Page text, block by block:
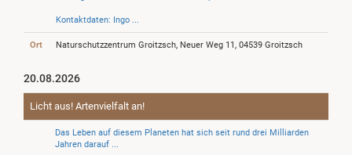
Kontaktdaten: Ingo ...
Ort Naturschutzzentrum Groitzsch, Neuer Weg 11, 04539 Groitzsch
20.08.2026
Licht aus! Artenvielfalt an!
Das Leben auf diesem Planeten hat sich seit rund drei Milliarden
Jahren darauf ...